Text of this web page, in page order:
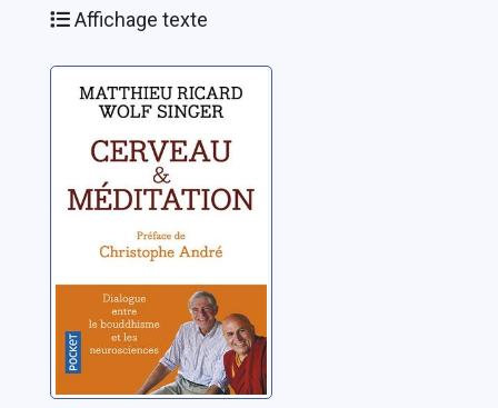
Affichage texte
Cerveau et
méditation:
dialogue entre le
bouddhisme et
les
neurosciences
Ricard, Matthieu